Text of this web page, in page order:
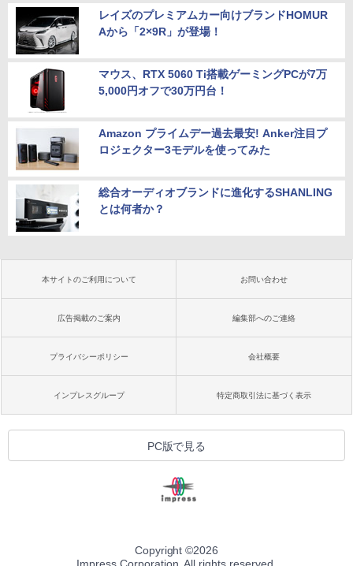
レイズのプレミアムカー向けブランドHOMUR
Aから「2×9R」が登場！
マウス、RTX 5060 Ti搭載ゲーミングPCが7万
5,000円オフで30万円台！
Amazon プライムデー過去最安! Anker注目プ
ロジェクター3モデルを使ってみた
総合オーディオブランドに進化するSHANLING
とは何者か？
本サイトのご利用について お問い合わせ
広告掲載のご案内 編集部へのご連絡
プライバシーポリシー 会社概要
インプレスグループ 特定商取引法に基づく表示
PC版で見る
Copyright ©2026